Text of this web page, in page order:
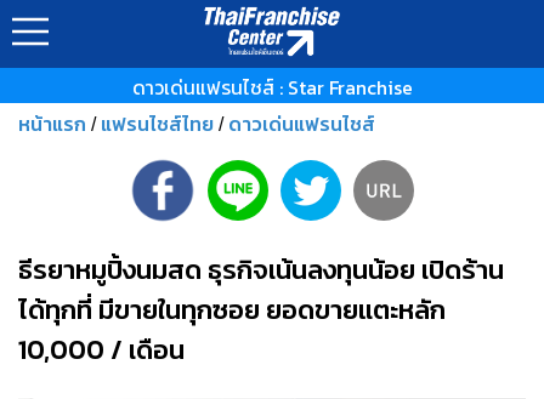
ดาวเด่นแฟรนไชส์ : Star Franchise
หน้าแรก / แฟรนไชส์ไทย / ดาวเด่นแฟรนไชส์
ธีรยาหมูปิ้งนมสด ธุรกิจเน้นลงทุนน้อย เปิดร้าน
ได้ทุกที่ มีขายในทุกซอย ยอดขายแตะหลัก
10,000 / เดือน